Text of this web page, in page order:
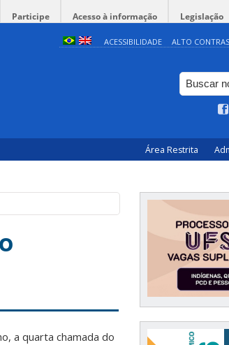
Participe Acesso à informação Legislação
ACESSIBILIDADE ALTO
Área Restrita
a quarta chamada do